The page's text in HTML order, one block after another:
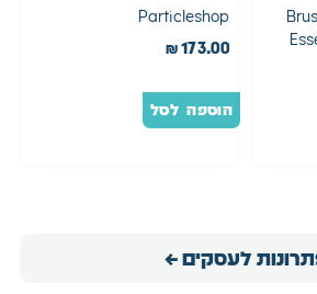
Particleshop
₪173.00
הוספה לסל
לעסקים ←